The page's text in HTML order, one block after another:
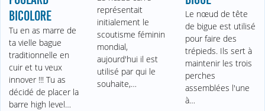
BICOLORE
Tu en as marre de
ta vielle bague
traditionnelle en
cuir et tu veux
innover !!! Tu as
décidé de placer la
barre high level…
représentait
initialement le
scoutisme féminin
mondial,
aujourd'hui il est
utilisé par qui le
souhaite,…
Le nœud de tête
de bigue est utilisé
pour faire des
trépieds. Ils sert à
maintenir les trois
perches
assemblées l'une
à…